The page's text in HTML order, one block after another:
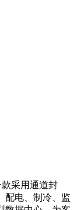
采用通道封
配电、制冷、监